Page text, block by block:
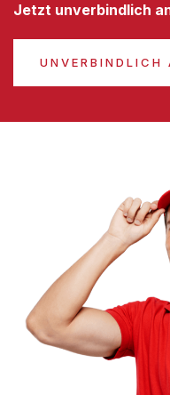
Jetzt unverbindlich
UNVERBINDLICH